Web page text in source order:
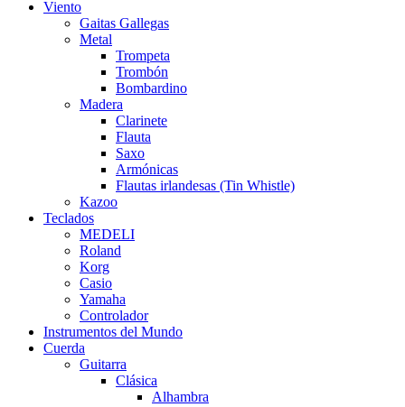
Viento
Gaitas Gallegas
Metal
Trompeta
Trombón
Bombardino
Madera
Clarinete
Flauta
Saxo
Armónicas
Flautas irlandesas (Tin Whistle)
Kazoo
Teclados
MEDELI
Roland
Korg
Casio
Yamaha
Controlador
Instrumentos del Mundo
Cuerda
Guitarra
Clásica
Alhambra